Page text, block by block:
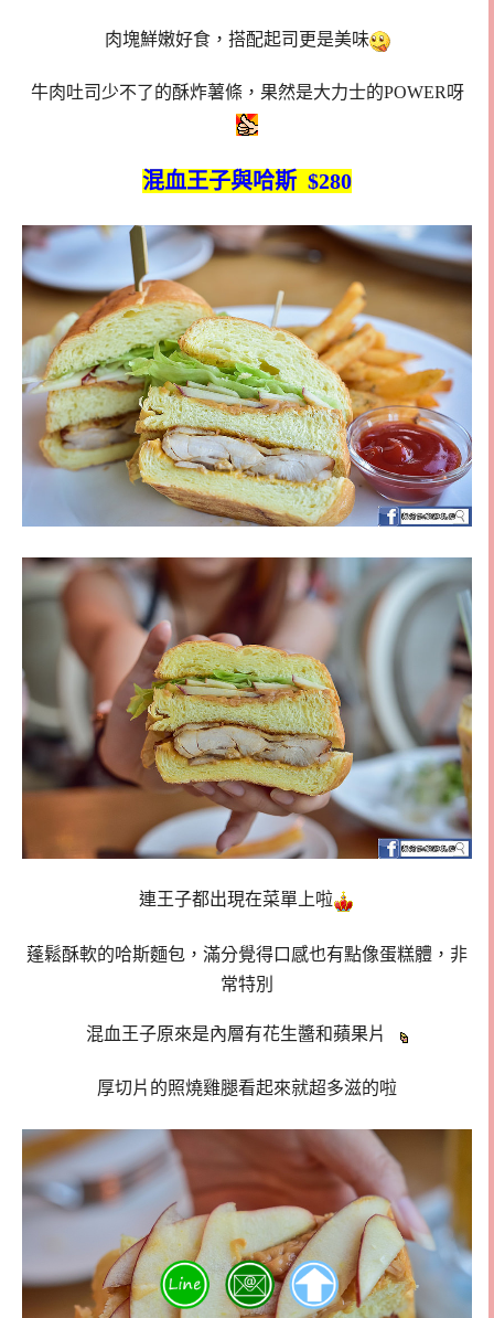
肉塊鮮嫩好食，搭配起司更是美味
牛肉吐司少不了的酥炸薯條，果然是大力士的POWER呀
混血王子與哈斯 $280
連王子都出現在菜單上啦
蓬鬆酥軟的哈斯麵包，滿分覺得口感也有點像蛋糕體，非
常特別
混血王子原來是內層有花生醬和蘋果片
厚切片的照燒雞腿看起來就超多滋的啦